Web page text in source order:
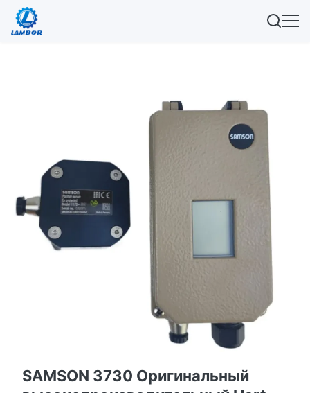
SAMSON 3730 Оригинальный